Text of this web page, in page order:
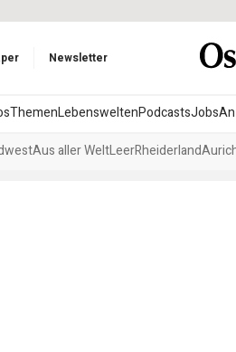
Newsletter
ThemenLebensweltenPodcastsJobs
Aus aller WeltLeerRheiderland